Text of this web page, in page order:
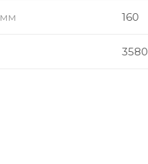
160
3580